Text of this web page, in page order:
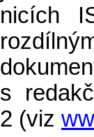
nicích
s
2 (viz